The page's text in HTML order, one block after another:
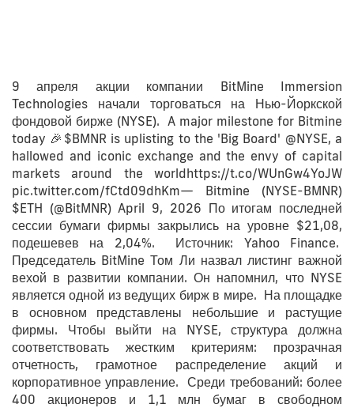
9 апреля акции компании BitMine Immersion
Technologies начали торговаться на Нью-Йоркской
фондовой бирже (NYSE). A major milestone for Bitmine
today 🎉$BMNR is uplisting to the 'Big Board' @NYSE, a
hallowed and iconic exchange and the envy of capital
markets around the worldhttps://t.co/WUnGw4YoJW
pic.twitter.com/fCtd09dhKm— Bitmine (NYSE-BMNR)
$ETH (@BitMNR) April 9, 2026 По итогам последней
сессии бумаги фирмы закрылись на уровне $21,08,
подешевев на 2,04%. Источник: Yahoo Finance.
Председатель BitMine Том Ли назвал листинг важной
вехой в развитии компании. Он напомнил, что NYSE
является одной из ведущих бирж в мире. На площадке
в основном представлены небольшие и растущие
фирмы. Чтобы выйти на NYSE, структура должна
соответствовать жестким критериям: прозрачная
отчетность, грамотное распределение акций и
корпоративное управление. Среди требований: более
400 акционеров и 1,1 млн бумаг в свободном